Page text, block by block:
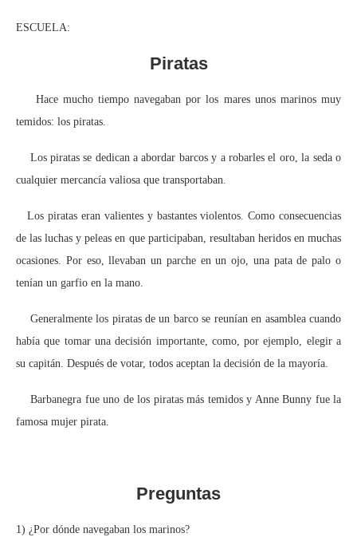
ESCUELA:
Piratas
Hace mucho tiempo navegaban por los mares unos marinos muy
temidos: los piratas.
Los piratas se dedican a abordar barcos y a robarles el oro, la seda o
cualquier mercancía valiosa que transportaban.
Los piratas eran valientes y bastantes violentos. Como consecuencias
de las luchas y peleas en que participaban, resultaban heridos en muchas
ocasiones. Por eso, llevaban un parche en un ojo, una pata de palo o
tenían un garfio en la mano.
Generalmente los piratas de un barco se reunían en asamblea cuando
había que tomar una decisión importante, como, por ejemplo, elegir a
su capitán. Después de votar, todos aceptan la decisión de la mayoría.
Barbanegra fue uno de los piratas más temidos y Anne Bunny fue la
famosa mujer pirata.
Preguntas
1) ¿Por dónde navegaban los marinos?